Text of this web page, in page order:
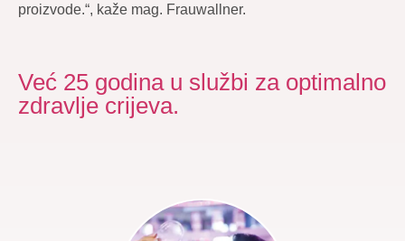
proizvode.“, kaže mag. Frauwallner.
Već 25 godina u službi za optimalno
zdravlje crijeva.